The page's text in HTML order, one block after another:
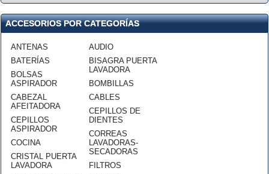
ACCESORIOS POR CATEGORÍAS
ANTENAS
BATERÍAS
BOLSAS
ASPIRADOR
CABEZAL
AFEITADORA
CEPILLOS
ASPIRADOR
COCINA
CRISTAL PUERTA
LAVADORA
AUDIO
BISAGRA PUERTA
LAVADORA
BOMBILLAS
CABLES
CEPILLOS DE
DIENTES
CORREAS
LAVADORAS-
SECADORAS
FILTROS